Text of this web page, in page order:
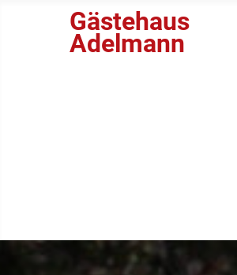
Gästehaus
Adelmann